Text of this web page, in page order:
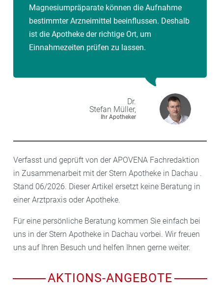
Magnesiumpräparate können die Aufnahme
bestimmter Arzneimittel beeinflussen. Deshalb
ist die Apotheke der richtige Ort, um
Einnahmezeiten prüfen zu lassen.
Dr.
Stefan Müller,
Ihr Apotheker
Verfasst und geprüft von der APOVENA Fachredaktion
in Zusammenarbeit mit der Stern Apotheke in Dachau .
Stand 06/2026. Dieser Artikel ersetzt keine Beratung in
einer Arztpraxis oder Apotheke.
Für eine persönliche Beratung kommen Sie einfach bei
uns in der Stern Apotheke in Dachau vorbei. Wir freuen
uns auf Ihren Besuch und helfen Ihnen gerne weiter.
AKTIONS-ANGEBOTE